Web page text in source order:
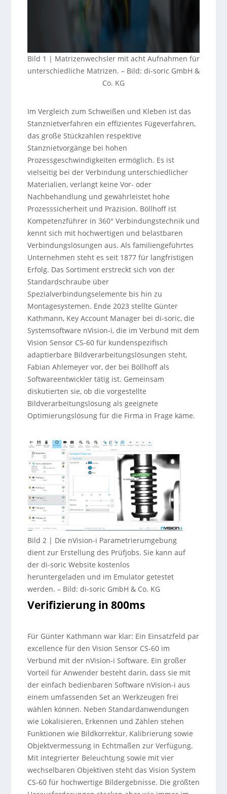
Bild 1 | Matrizenwechsler mit acht Aufnahmen für
unterschiedliche Matrizen. – Bild: di-soric GmbH &
Co. KG
Im Vergleich zum Schweißen und Kleben ist das
Stanznietverfahren ein effizientes Fügeverfahren,
das große Stückzahlen respektive
Stanznietvorgänge bei hohen
Prozessgeschwindigkeiten ermöglich. Es ist
vielseitig bei der Verbindung unterschiedlicher
Materialien, verlangt keine Vor- oder
Nachbehandlung und gewährleistet hohe
Prozesssicherheit und Präzision. Böllhoff ist
Kompetenzführer in 360° Verbindungstechnik und
kennt sich mit hochwertigen und belastbaren
Verbindungslösungen aus. Als familiengeführtes
Unternehmen steht es seit 1877 für langfristigen
Erfolg. Das Sortiment erstreckt sich von der
Standardschraube über
Spezialverbindungselemente bis hin zu
Montagesystemen. Ende 2023 stellte Günter
Kathmann, Key Account Manager bei di-soric, die
Systemsoftware nVision-i, die im Verbund mit dem
Vision Sensor CS-60 für kundenspezifisch
adaptierbare Bildverarbeitungslösungen steht,
Fabian Ahlemeyer vor, der bei Böllhoff als
Softwareentwickler tätig ist. Gemeinsam
diskutierten sie, ob die vorgestellte
Bildverarbeitungslösung als geeignete
Optimierungslösung für die Firma in Frage käme.
Bild 2 | Die nVision-i Parametrierumgebung
dient zur Erstellung des Prüfjobs. Sie kann auf
der di-soric Website kostenlos
heruntergeladen und im Emulator getestet
werden. – Bild: di-soric GmbH & Co. KG
Verifizierung in 800ms
Für Günter Kathmann war klar: Ein Einsatzfeld par
excellence für den Vision Sensor CS-60 im
Verbund mit der nVision-i Software. Ein großer
Vorteil für Anwender besteht darin, dass sie mit
der einfach bedienbaren Software nVision-i aus
einem umfassenden Set an Werkzeugen frei
wählen können. Neben Standardanwendungen
wie Lokalisieren, Erkennen und Zählen stehen
Funktionen wie Bildkorrektur, Kalibrierung sowie
Objektvermessung in Echtmaßen zur Verfügung.
Mit integrierter Beleuchtung sowie mit vier
wechselbaren Objektiven steht das Vision System
CS-60 für hochwertige Bildergebnisse. Die größten